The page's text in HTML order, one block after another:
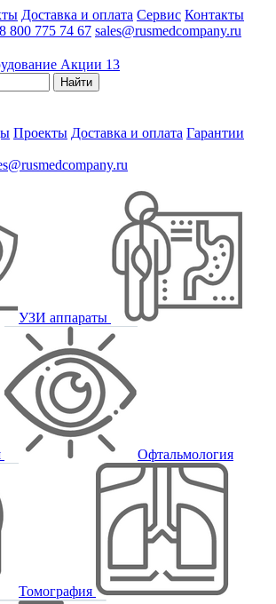
Доставка и оплата Сервис Контакты
8 800 775 74 67 sales@rusmedcompany.ru
Акции 13
Найти
Проекты Доставка и оплата Гарантии
УЗИ аппараты
Офтальмология
Томография